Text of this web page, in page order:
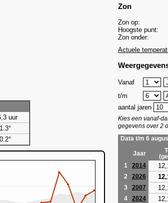
uur
Zon
Zon op:
Hoogste punt:
Zon onder:
Actuele
Vanaf
t/m
aantal jaren
Kies een vanaf-
gegevens over 2
Data t/m 6
Jaar
1
2014
2 2026
3 2007
4 2024